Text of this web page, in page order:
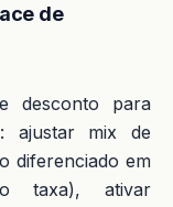
de
desconto para
ajustar mix de
diferenciado em
taxa), ativar